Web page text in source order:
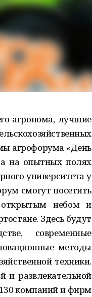
агронома, лучшие
агрофорума «День
на опытных полях
университета у
смогут посетить
небом и
Здесь будут
современные
методы
техники.
и развлекательной
компаний и фирм